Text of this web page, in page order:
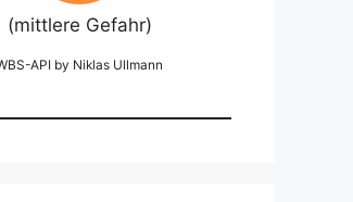
(mittlere Gefahr)
API by Niklas Ullmann